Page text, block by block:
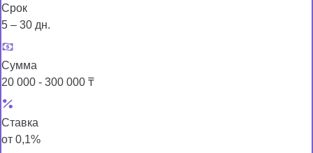
Срок
5 – 30 дн.
Сумма
20 000 - 300 000 ₸
Ставка
от 0,1%